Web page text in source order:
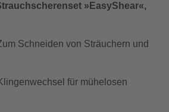
»EasyShear«,
Schneiden von Sträuchern und
für mühelosen